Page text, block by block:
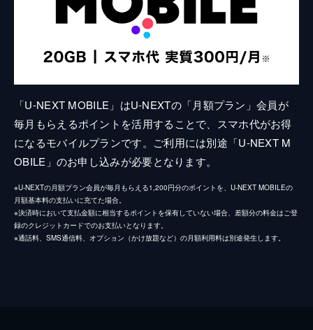
「U-NEXT MOBILE」はU-NEXTの「月額プラン」会員が
毎月もらえるポイントを活用することで、スマホ代がお得
になるモバイルプランです。ご利用には別途「U-NEXT M
OBILE」のお申し込みが必要となります。
※U-NEXTの月額プラン会員が毎月もらえる1,200円分のポイントを、U-NEXT MOBILEの
月額基本料の支払いに充てた場合。
※決済時において支払金額に相当するポイントを保有していない場合、差額分の料金はご登
録のクレジットカードでのお支払いとなります。
※通話料、SMS通信料、オプション（かけ放題など）の月額利用料は別途発生します。